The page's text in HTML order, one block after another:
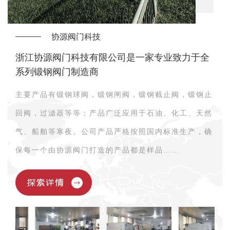
协源阀门科技
浙江协源阀门科技有限公司是一家专业致力于全
系列锻钢阀门制造商
主要产品有锻钢球阀，锻钢闸阀，锻钢截止阀，锻钢止
回阀，过滤器等等；产品广泛应用于石油、化工、天然
气、船舶等寒夜。公司产品严格按照国内标准生产，确
保每一个由协源阀门打造的产品都是样品……